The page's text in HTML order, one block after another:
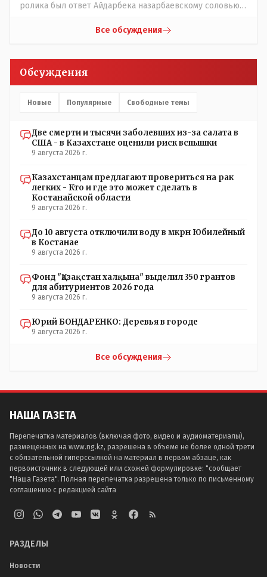
ролика был ответ Айдарбека назарбаевскому соловью
просто напросто - КЛОУНЫ или МАРИОНЕТКИ власти и
видимость ИНТРИГИ выборов, его как бы и якобы
НАКАЛ - и тот и этот без разрешения АП - и шага,
- идёт СКУЧНАЯ и НУДНАЯ и МОНОТОННАЯ и полностью
усмотрению: - их мгновенно лишать возможности идти
на выборы и не дадут им места в будущем Курултае: -
партиями.
Все обсуждения
Обсуждения
Новые Популярные Свободные темы
Две смерти и тысячи заболевших из-за салата в
США - в Казахстане оценили риск вспышки
9 августа 2026 г.
Казахстанцам предлагают провериться на рак
легких - Кто и где это может сделать в
Костанайской области
9 августа 2026 г.
До 10 августа отключили воду в мкрн Юбилейный
в Костанае
9 августа 2026 г.
Фонд "Қазақстан халқына" выделил 350 грантов
для абитуриентов 2026 года
9 августа 2026 г.
Юрий БОНДАРЕНКО: Деревья в городе
9 августа 2026 г.
Все обсуждения
НАША ГАЗЕТА
Перепечатка материалов (включая фото, видео и аудиоматериалы),
размещенных на www.ng.kz, разрешена в объеме не более одной трети
с обязательной гиперссылкой на материал в первом абзаце, как
первоисточник в следующей или схожей формулировке: "сообщает
"Наша Газета". Полная перепечатка разрешена только по письменному
соглашению с редакцией сайта
РАЗДЕЛЫ
Новости